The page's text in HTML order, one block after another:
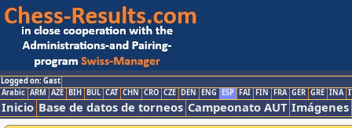
Logged on: Gast
Arabic ARM AZE BIH BUL CAT CHN CRO CZE DEN ENG ESP FAI FIN FRA GER GRE INA
Inicio Base de datos de torneos Campeonato AUT Imágenes